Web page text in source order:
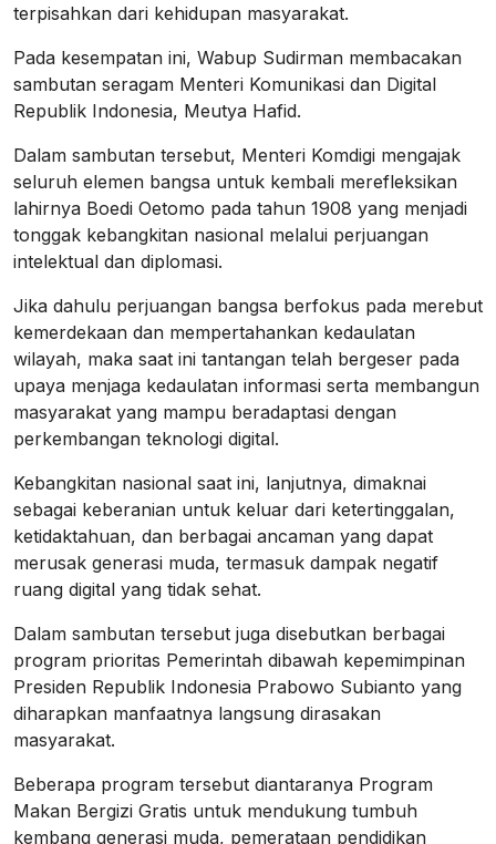
terpisahkan dari kehidupan masyarakat.
Pada kesempatan ini, Wabup Sudirman membacakan
sambutan seragam Menteri Komunikasi dan Digital
Republik Indonesia, Meutya Hafid.
Dalam sambutan tersebut, Menteri Komdigi mengajak
seluruh elemen bangsa untuk kembali merefleksikan
lahirnya Boedi Oetomo pada tahun 1908 yang menjadi
tonggak kebangkitan nasional melalui perjuangan
intelektual dan diplomasi.
Jika dahulu perjuangan bangsa berfokus pada merebut
kemerdekaan dan mempertahankan kedaulatan
wilayah, maka saat ini tantangan telah bergeser pada
upaya menjaga kedaulatan informasi serta membangun
masyarakat yang mampu beradaptasi dengan
perkembangan teknologi digital.
Kebangkitan nasional saat ini, lanjutnya, dimaknai
sebagai keberanian untuk keluar dari ketertinggalan,
ketidaktahuan, dan berbagai ancaman yang dapat
merusak generasi muda, termasuk dampak negatif
ruang digital yang tidak sehat.
Dalam sambutan tersebut juga disebutkan berbagai
program prioritas Pemerintah dibawah kepemimpinan
Presiden Republik Indonesia Prabowo Subianto yang
diharapkan manfaatnya langsung dirasakan
masyarakat.
Beberapa program tersebut diantaranya Program
Makan Bergizi Gratis untuk mendukung tumbuh
kembang generasi muda, pemerataan pendidikan